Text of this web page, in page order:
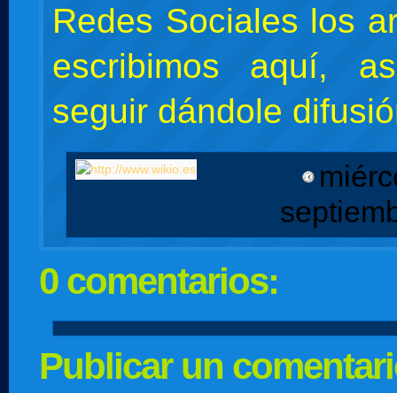
Redes Sociales los
escribimos aquí,
seguir dándole
0 comentarios:
Publicar un